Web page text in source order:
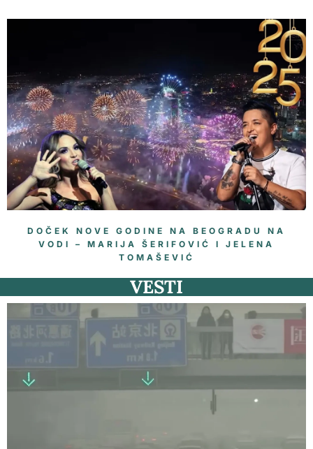
DOČEK NOVE GODINE NA BEOGRADU NA
VODI – MARIJA ŠERIFOVIĆ I JELENA
TOMAŠEVIĆ
VESTI